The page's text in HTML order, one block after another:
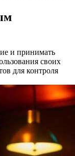
и принимать
своих
для контроля